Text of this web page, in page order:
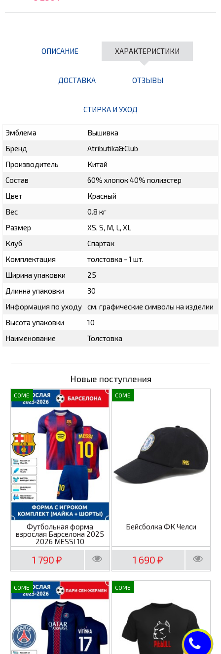
ОПИСАНИЕ ХАРАКТЕРИСТИКИ
ДОСТАВКА ОТЗЫВЫ
СТИРКА И УХОД
Эмблема
Вышивка
Бренд
Atributika&Club
Производитель
Китай
Состав
60% хлопок 40% полиэстер
Цвет
Красный
Вес
0.8 кг
Размер
XS, S, M, L, XL
Клуб
Спартак
Комплектация
толстовка - 1 шт.
Ширина упаковки
25
Длинна упаковки
30
Информация по уходу
см. графические символы на изделии
Высота упаковки
10
Наименование
Толстовка
Новые поступления
COME
Футбольная форма
взрослая Барселона 2025
2026 MESSI 10
1 790₽
COME
Бейсболка ФК Челси
1 690₽
COME COME